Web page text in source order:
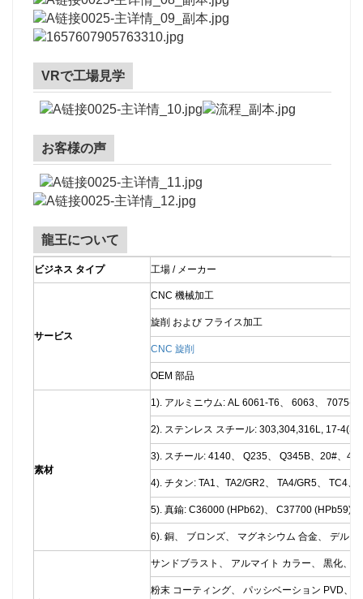
VRで工場見学
お客様の声
龍王について
ビジネス タイプ 工場 / メーカー
サービス
CNC 機械加工
旋削 および フライス加工
CNC 旋削
OEM 部品
素材
1). アルミニウム: AL 6061-T6、 6063、 7075-T
2). ステンレス スチール: 303,304,316L, 17-
3). スチール: 4140、 Q235、 Q345B、20#、
4). チタン: TA1、TA2/GR2、 TA4/GR5、 TC4、
5). 真鍮: C36000 (HPb62)、 C37700 (HPb59)
6). 銅、 ブロンズ、 マグネシウム 合金、 デル
サンドブラスト、 アルマイト カラー、 黒化、
粉末 コーティング、 パッシベーション PVD、